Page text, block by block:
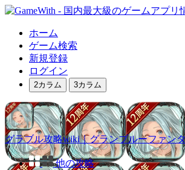
ホーム
ゲーム検索
新規登録
ログイン
2カラム 3カラム
グラブル攻略wiki｜グランブルーファン
他の攻略